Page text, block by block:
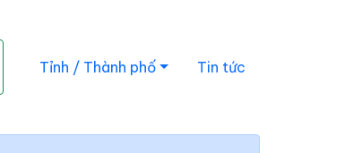
Tỉnh / Thành phố Tin tức